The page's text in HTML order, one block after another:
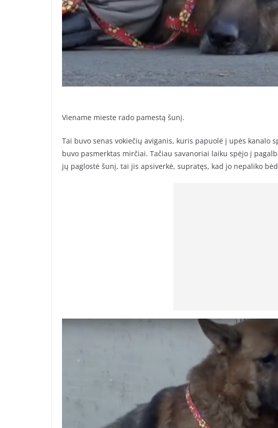
Viename mieste rado pamestą šunį.
Tai buvo senas vokiečių aviganis, kuris papuolė į upės kanalo
buvo pasmerktas mirčiai. Tačiau savanoriai laiku spėjo į
jų paglostė šunį, tai jis apsiverkė, supratęs, kad jo nepaliko